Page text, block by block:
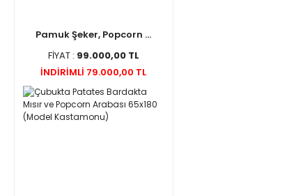
Pamuk Şeker, Popcorn ...
FİYAT : 99.000,00 TL
İNDİRİMLİ 79.000,00 TL